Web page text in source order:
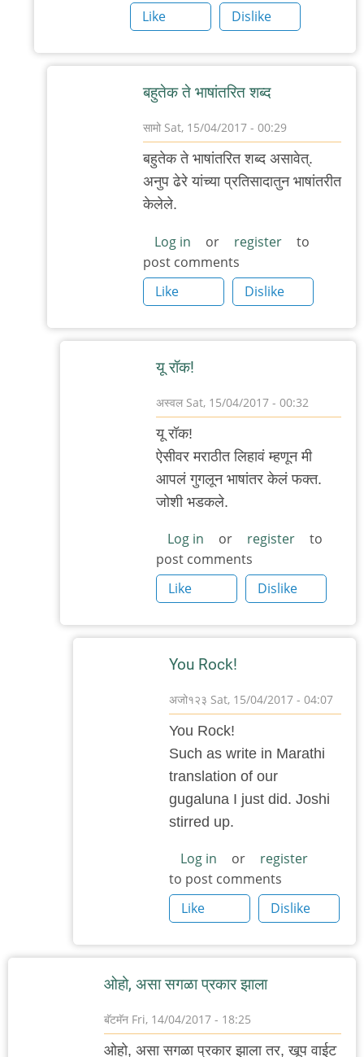
अस्वल
Like
Dislike
ब‌हुतेक ते भाषांत‌रित श‌ब्द‌
सामो Sat, 15/04/2017 - 00:29
reply
to
कुवतीप्रमाणे
दाद
by
अजो१२३
ब‌हुतेक ते भाषांत‌रित श‌ब्द‌ असावेत्.
अनुप‌ ढेरे यांच्या प्र‌तिसादातुन भाषांत‌रीत
केलेले.
Log in or register
to
post comments
Like
Dislike
यू रॉक‌!
अस्वल Sat, 15/04/2017 - 00:32
In
reply
to
ब‌हुतेक
भाषांत‌रित
श‌ब्द‌
by
सामो
यू रॉक‌!
ऐसीव‌र‌ मराठीत‌ लिहाव‌ं म्ह‌णून‌ मी
आप‌ल‌ं गुग‌लून‌ भाषांत‌र‌ केल‌ं फ‌क्त‌.
जोशी भ‌ड‌क‌ले.
Log in or register
to
post comments
Like
Dislike
You Rock!
अजो१२३ Sat, 15/04/2017 - 04:07
In
रॉक‌!
अस्वल
You Rock!
Such as write in Marathi
translation of our
gugaluna I just did. Joshi
stirred up.
Log in or
register
to post comments
Like
Dislike
ओहो, असा स‌ग‌ळा प्र‌कार झाला
बॅटमॅन Fri, 14/04/2017 - 18:25
ओहो, असा स‌ग‌ळा प्र‌कार झाला त‌र, खूप वाईट